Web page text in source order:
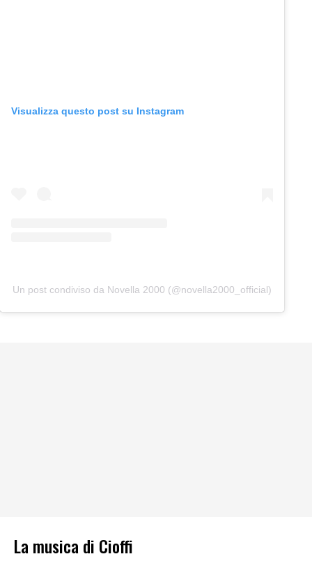
Visualizza questo post su Instagram
Un post condiviso da Novella 2000 (@novella2000_official)
La musica di Cioffi